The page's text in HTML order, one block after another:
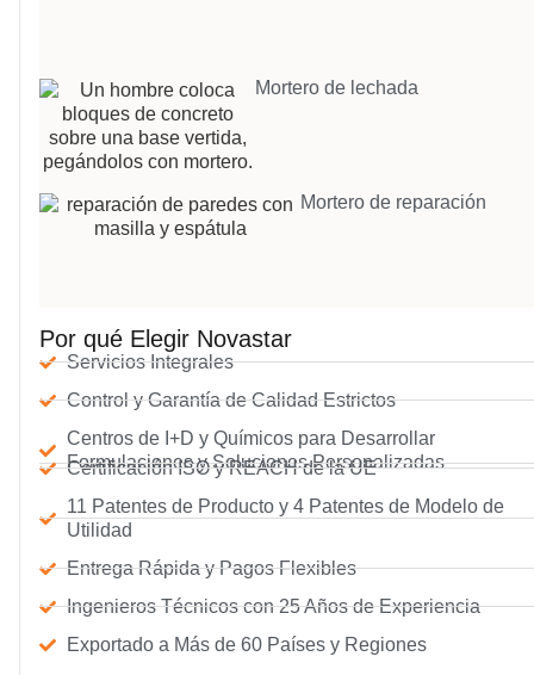
Mortero de lechada
Mortero de reparación
Por qué Elegir Novastar
Servicios Integrales
Control y Garantía de Calidad Estrictos
Centros de I+D y Químicos para Desarrollar
Formulaciones y Soluciones Personalizadas
Certificación ISO y REACH de la UE
11 Patentes de Producto y 4 Patentes de Modelo de
Utilidad
Entrega Rápida y Pagos Flexibles
Ingenieros Técnicos con 25 Años de Experiencia
Exportado a Más de 60 Países y Regiones